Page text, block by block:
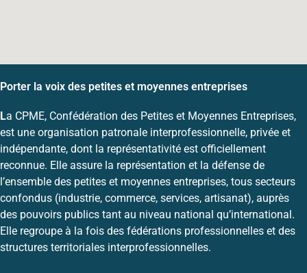
Porter la voix des petites et moyennes entreprises
La CPME, Confédération des Petites et Moyennes Entreprises,
est une organisation patronale interprofessionnelle, privée et
indépendante, dont la représentativité est officiellement
reconnue. Elle assure la représentation et la défense de
l’ensemble des petites et moyennes entreprises, tous secteurs
confondus (industrie, commerce, services, artisanat), auprès
des pouvoirs publics tant au niveau national qu’international.
Elle regroupe à la fois des fédérations professionnelles et des
structures territoriales interprofessionnelles.